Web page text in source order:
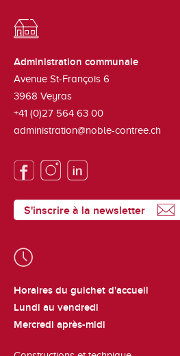
Administration communale
Avenue St-François 6
3968 Veyras
+41 (0)27 564 63 00
administration@noble-contree.ch
S'inscrire à la newsletter
Horaires du guichet d'accueil
Lundi au vendredi
Mercredi après-midi